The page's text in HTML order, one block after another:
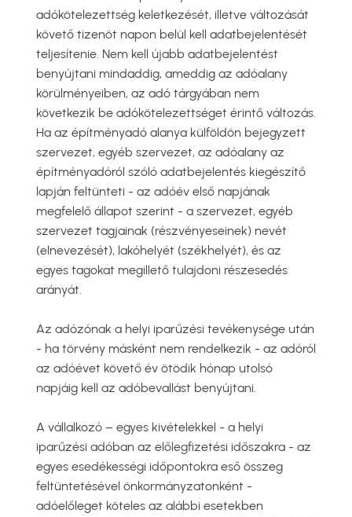
adókötelezettség keletkezését, illetve változását
követő tizenöt napon belül kell adatbejelentését
teljesítenie. Nem kell újabb adatbejelentést
benyújtani mindaddig, ameddig az adóalany
körülményeiben, az adó tárgyában nem
következik be adókötelezettséget érintő változás.
Ha az építményadó alanya külföldön bejegyzett
szervezet, egyéb szervezet, az adóalany az
építményadóról szóló adatbejelentés kiegészítő
lapján feltünteti - az adóév első napjának
megfelelő állapot szerint - a szervezet, egyéb
szervezet tagjainak (részvényeseinek) nevét
(elnevezését), lakóhelyét (székhelyét), és az
egyes tagokat megillető tulajdoni részesedés
arányát.
Az adózónak a helyi iparűzési tevékenysége után
- ha törvény másként nem rendelkezik - az adóról
az adóévet követő év ötödik hónap utolsó
napjáig kell az adóbevallást benyújtani.
A vállalkozó – egyes kivételekkel - a helyi
iparűzési adóban az előlegfizetési időszakra - az
egyes esedékességi időpontokra eső összeg
feltüntetésével önkormányzatonként -
adóelőleget köteles az alábbi esetekben